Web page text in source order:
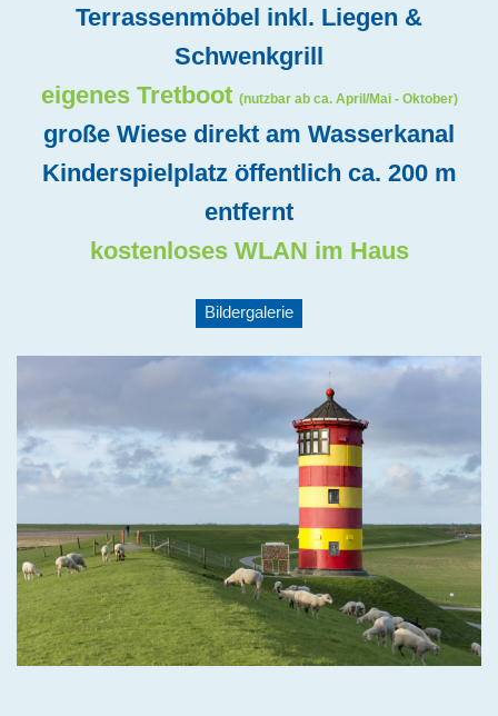
Terrassenmöbel inkl. Liegen &
Schwenkgrill
eigenes Tretboot (nutzbar ab ca. April/Mai - Oktober)
große Wiese direkt am Wasserkanal
Kinderspielplatz öffentlich ca. 200 m
entfernt
kostenloses WLAN im Haus
Bildergalerie